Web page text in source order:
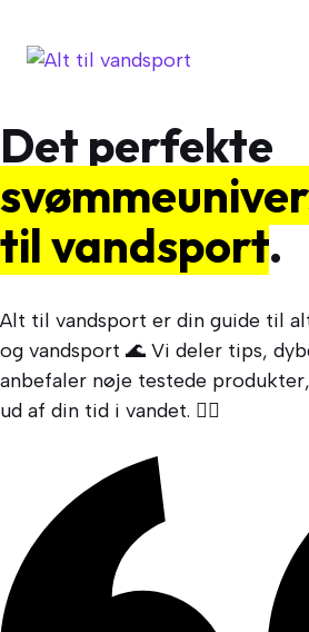
indhold
Det perfekte
til vandsport.
Alt til vandsport er din guide til
og vandsport 🌊 Vi deler tips,
anbefaler nøje testede
ud af din tid i vandet. 🏊‍♀️